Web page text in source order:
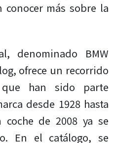
conocer más sobre la
denominado BMW
ofrece un recorrido
han sido parte
desde 1928 hasta
coche de 2008 ya se
En el catálogo, se